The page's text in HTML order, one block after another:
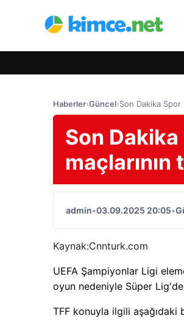
Haberler›Güncel›Son Dakika Spor
Son
maçlarının
admin•03.09.2025 20:05•
Kaynak:Cnnturk.com
UEFA Şampiyonlar Ligi
oyun nedeniyle Süper Lig'de
TFF konuyla ilgili aşağıdaki